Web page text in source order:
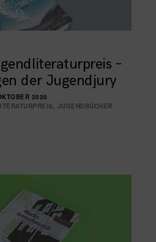
–
der Jugendjury
2020
, JUGENDBÜCHER